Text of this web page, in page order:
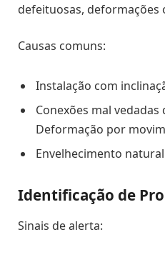
defeituosas, deformações
Causas comuns:
Instalação com
Conexões mal
Deformação por
Envelhecimento
Identificação de
Sinais de alerta: